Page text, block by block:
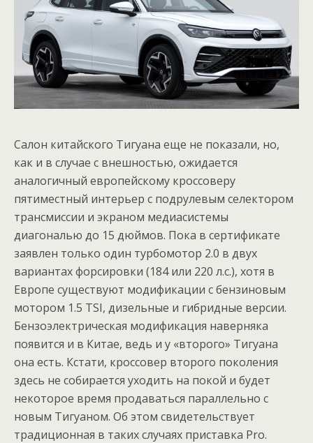
Салон китайского Тигуана еще не показали, но,
как и в случае с внешностью, ожидается
аналогичный европейскому кроссоверу
пятиместный интерьер с подрулевым селектором
трансмиссии и экраном медиасистемы
диагональю до 15 дюймов. Пока в сертификате
заявлен только один турбомотор 2.0 в двух
вариантах форсировки (184 или 220 л.с.), хотя в
Европе существуют модификации с бензиновым
мотором 1.5 TSI, дизельные и гибридные версии.
Бензоэлектрическая модификация наверняка
появится и в Китае, ведь и у «второго» Тигуана
она есть. Кстати, кроссовер второго поколения
здесь не собирается уходить на покой и будет
некоторое время продаваться параллельно с
новым Тигуаном. Об этом свидетельствует
традиционная в таких случаях приставка Pro.